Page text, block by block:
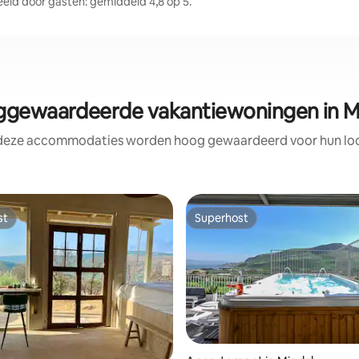
vakantiewoningen in
accommodaties worden hoog gewaardeerd voor hun
Superhost
Superhost